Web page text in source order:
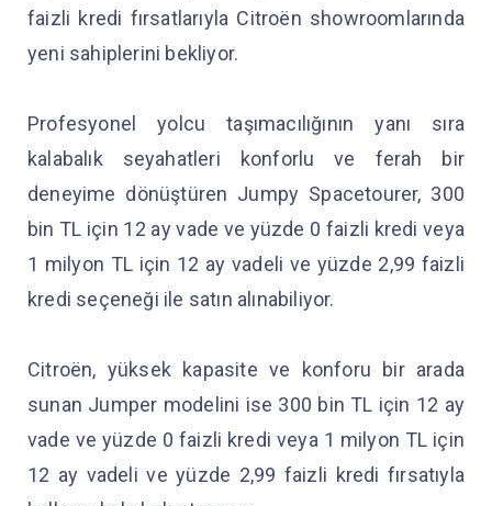
faizli kredi fırsatlarıyla Citroën showroomlarında
yeni sahiplerini bekliyor.
Profesyonel yolcu taşımacılığının yanı sıra
kalabalık seyahatleri konforlu ve ferah bir
deneyime dönüştüren Jumpy Spacetourer, 300
bin TL için 12 ay vade ve yüzde 0 faizli kredi veya
1 milyon TL için 12 ay vadeli ve yüzde 2,99 faizli
kredi seçeneği ile satın alınabiliyor.
Citroën, yüksek kapasite ve konforu bir arada
sunan Jumper modelini ise 300 bin TL için 12 ay
vade ve yüzde 0 faizli kredi veya 1 milyon TL için
12 ay vadeli ve yüzde 2,99 faizli kredi fırsatıyla